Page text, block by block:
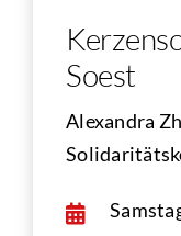
Soest
Alexandra